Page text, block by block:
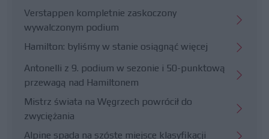
Verstappen kompletnie zaskoczony
wywalczonym podium
Hamilton: byliśmy w stanie osiągnąć więcej
Antonelli z 9. podium w sezonie i 50-punktową
przewagą nad Hamiltonem
Mistrz świata na Węgrzech powrócił do
zwyciężania
Alpine spada na szóste miejsce klasyfikacji